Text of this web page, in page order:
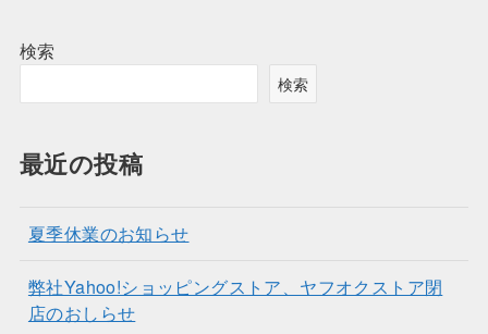
検索
検索
最近の投稿
夏季休業のお知らせ
弊社Yahoo!ショッピングストア、ヤフオクストア閉
店のおしらせ